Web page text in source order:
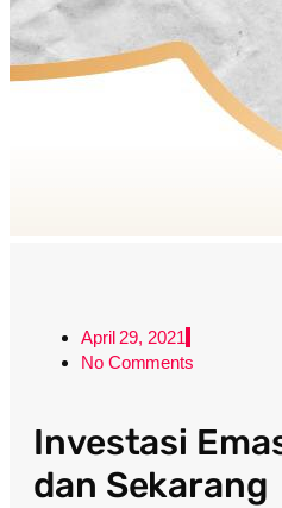
April 29, 2021
No Comments
Investasi
dan Sekarang